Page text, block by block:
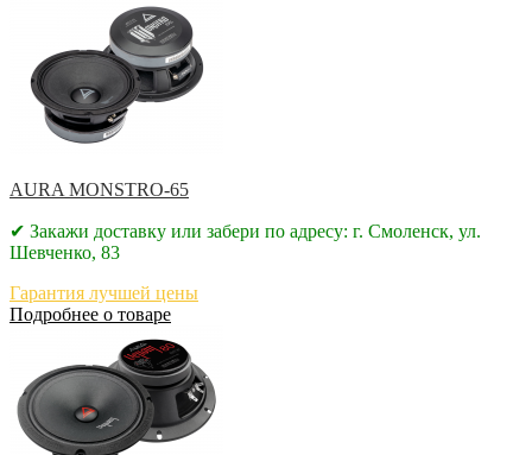
AURA MONSTRO-65
✔ Закажи доставку или забери по адресу: г. Смоленск, ул.
Шевченко, 83
Гарантия лучшей цены
Подробнее о товаре